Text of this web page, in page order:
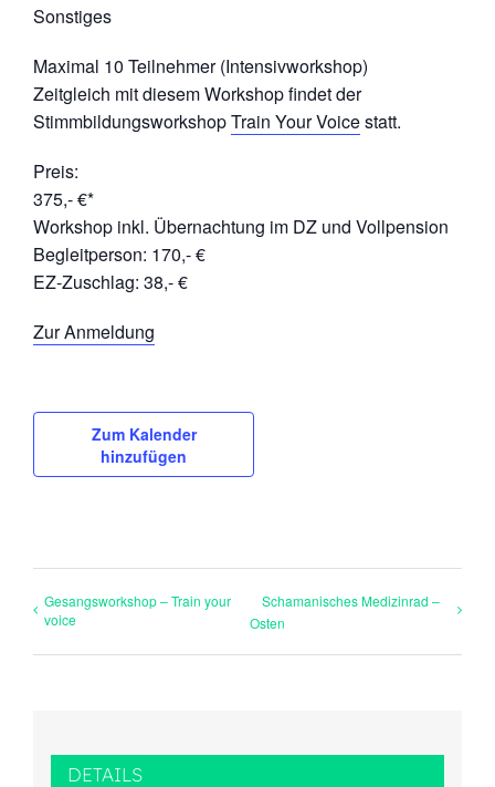
Sonstiges
Maximal 10 Teilnehmer (Intensivworkshop)
Zeitgleich mit diesem Workshop findet der
StimmbildungsworkshopTrain Your Voicestatt.
Preis:
375,- €*
Workshop inkl. Übernachtung im DZ und Vollpension
Begleitperson: 170,- €
EZ-Zuschlag: 38,- €
Zur Anmeldung
Zum Kalender
hinzufügen
Gesangsworkshop – Train your
voice
Schamanisches Medizinrad –
Osten
DETAILS